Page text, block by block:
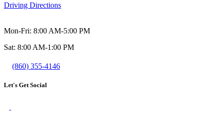
Driving Directions
Mon-Fri: 8:00 AM-5:00 PM
Sat: 8:00 AM-1:00 PM
(860) 355-4146
Let's Get Social